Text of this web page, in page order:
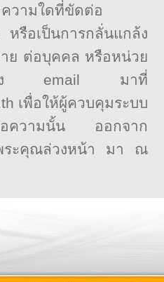
วามใดที่ขัดต่อ
รือเป็นการกลั่นแกล้ง
าย ต่อบุคคล หรือหน่วย
ง email มาที่
เพื่อให้ผู้ควบคุมระบบ
อความนั้น ออกจาก
ระคุณล่วงหน้า มา ณ